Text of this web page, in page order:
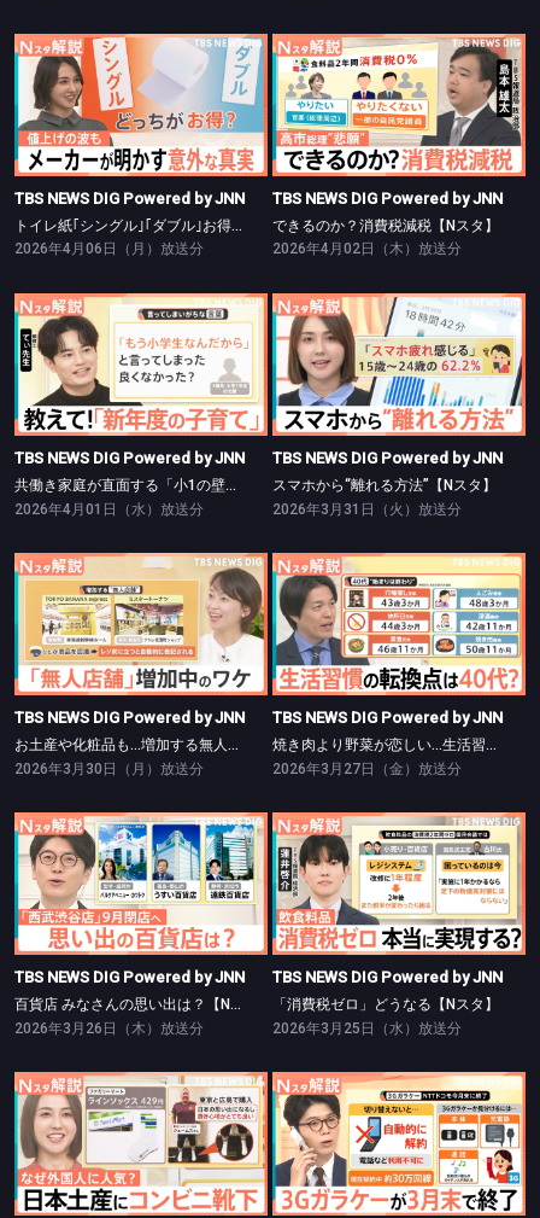
TBS NEWS DIG Powered by JNN
TBS NEWS DIG Powered by JNN
トイレ紙｢シングル｣｢ダブル｣お得は？【Nスタ】
2026年4月06日（月）放送分
TBS NEWS DIG Powered by JNN
できるのか？消費税減税【Nスタ】
TBS NEWS DIG Powered by JNN
できるのか？消費税減税【Nスタ】
2026年4月02日（木）放送分
TBS NEWS DIG Powered by JNN
共働き家庭が直面する「小1の壁」【Nスタ】
TBS NEWS DIG Powered by JNN
共働き家庭が直面する「小1の壁」【Nスタ】
2026年4月01日（水）放送分
TBS NEWS DIG Powered by JNN
スマホから“離れる方法”【Nスタ】
TBS NEWS DIG Powered by JNN
スマホから“離れる方法”【Nスタ】
2026年3月31日（火）放送分
TBS NEWS DIG Powered by JNN
お土産や化粧品も…増加する無人店舗【Nスタ】
TBS NEWS DIG Powered by JNN
お土産や化粧品も…増加する無人店舗【Nスタ】
2026年3月30日（月）放送分
TBS NEWS DIG Powered by JNN
焼き肉より野菜が恋しい…生活習慣の転換点【Nスタ】
TBS NEWS DIG Powered by JNN
焼き肉より野菜が恋しい…生活習慣の転換点【Nスタ】
2026年3月27日（金）放送分
TBS NEWS DIG Powered by JNN
百貨店 みなさんの思い出は？【Nスタ】
TBS NEWS DIG Powered by JNN
百貨店 みなさんの思い出は？【Nスタ】
2026年3月26日（木）放送分
TBS NEWS DIG Powered by JNN
「消費税ゼロ」どうなる【Nスタ】
TBS NEWS DIG Powered by JNN
「消費税ゼロ」どうなる【Nスタ】
2026年3月25日（水）放送分
TBS NEWS DIG Powered by JNN
なぜ？意外なところに外国人観光客【Nスタ】
TBS NEWS DIG Powered by JNN
3Gガラケーが3月末で終了【Nスタ】